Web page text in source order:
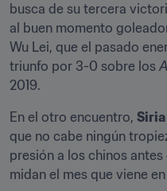
busca de su tercera
al buen momento
Wu Lei, que el pasado
triunfo por 3-0 sobre los
2019.
En el otro encuentro, Siria
que no cabe ningún
presión a los chinos
midan el mes que viene